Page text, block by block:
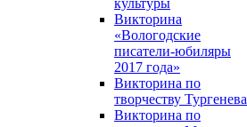
культуры
Викторина
«Вологодские
писатели-юбиляры
2017 года»
Викторина по
творчеству Тургенева
Викторина по